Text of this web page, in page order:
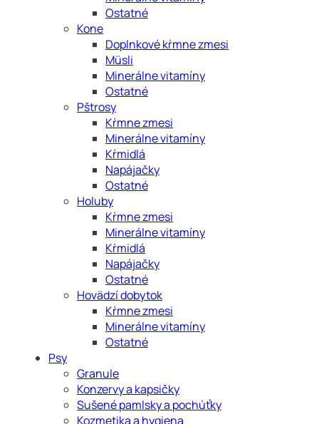
Ostatné
Kone
Doplnkové kŕmne zmesi
Müsli
Minerálne vitamíny
Ostatné
Pštrosy
Kŕmne zmesi
Minerálne vitamíny
Kŕmidlá
Napájačky
Ostatné
Holuby
Kŕmne zmesi
Minerálne vitamíny
Kŕmidlá
Napájačky
Ostatné
Hovädzí dobytok
Kŕmne zmesi
Minerálne vitamíny
Ostatné
Psy
Granule
Konzervy a kapsičky
Sušené pamlsky a pochúťky
Kozmetika a hygiena